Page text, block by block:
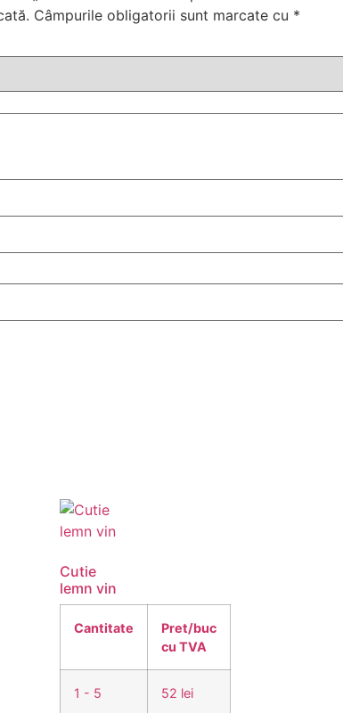
Câmpurile obligatorii sunt marcate cu *
Cutie
lemn vin
Cantitate
Pret/buc
cu TVA
1 - 5 52 lei